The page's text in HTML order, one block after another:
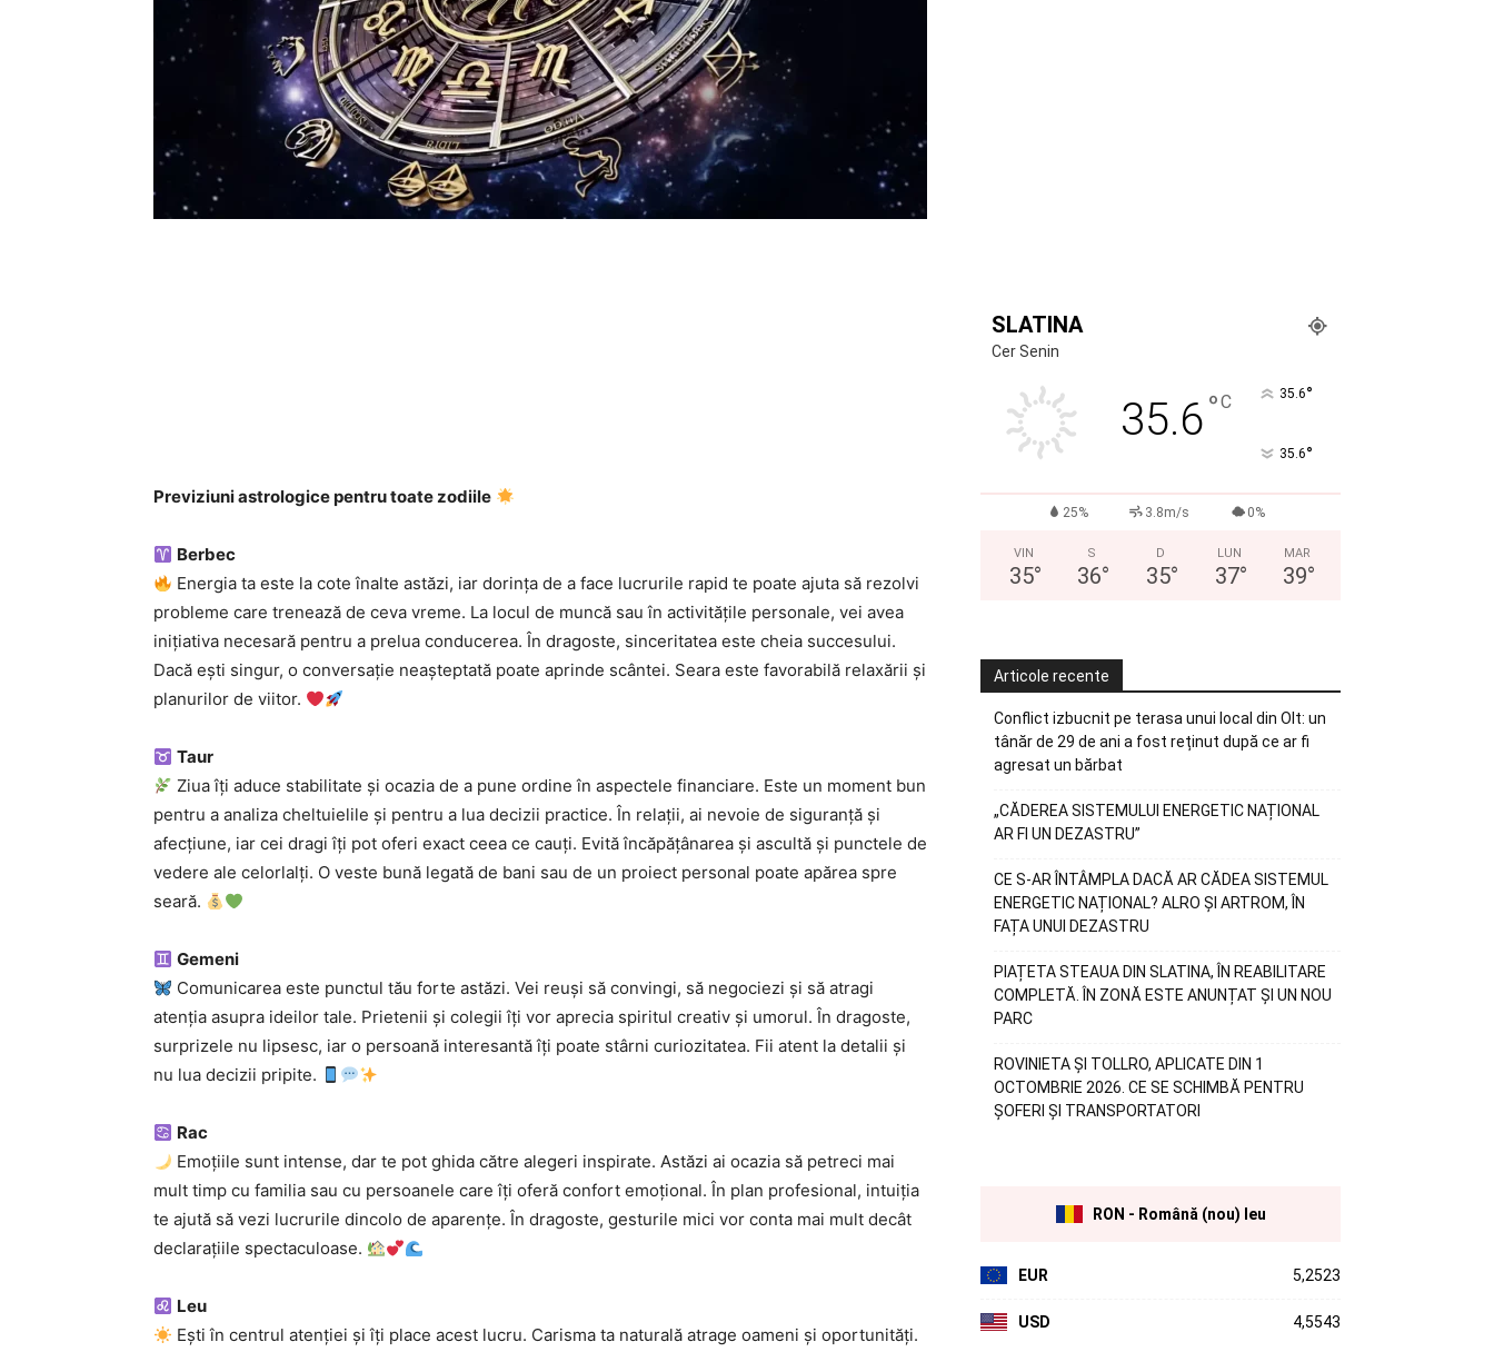
Previziuni astrologice pentru toate zodiile
Berbec
Energia ta este la cote înalte astăzi, iar dorința de a face lucrurile rapid te poate ajuta să rezolvi
probleme care trenează de ceva vreme. La locul de muncă sau în activitățile personale, vei avea
inițiativa necesară pentru a prelua conducerea. În dragoste, sinceritatea este cheia succesului.
Dacă ești singur, o conversație neașteptată poate aprinde scântei. Seara este favorabilă relaxării și
planurilor de viitor.
Taur
Ziua îți aduce stabilitate și ocazia de a pune ordine în aspectele financiare. Este un moment bun
pentru a analiza cheltuielile și pentru a lua decizii practice. În relații, ai nevoie de siguranță și
afecțiune, iar cei dragi îți pot oferi exact ceea ce cauți. Evită încăpățânarea și ascultă și punctele de
vedere ale celorlalți. O veste bună legată de bani sau de un proiect personal poate apărea spre
seară.
Gemeni
Comunicarea este punctul tău forte astăzi. Vei reuși să convingi, să negociezi și să atragi
atenția asupra ideilor tale. Prietenii și colegii îți vor aprecia spiritul creativ și umorul. În dragoste,
surprizele nu lipsesc, iar o persoană interesantă îți poate stârni curiozitatea. Fii atent la detalii și
nu lua decizii pripite.
Rac
Emoțiile sunt intense, dar te pot ghida către alegeri inspirate. Astăzi ai ocazia să petreci mai
mult timp cu familia sau cu persoanele care îți oferă confort emoțional. În plan profesional, intuiția
te ajută să vezi lucrurile dincolo de aparențe. În dragoste, gesturile mici vor conta mai mult decât
declarațiile spectaculoase.
Leu
Ești în centrul atenției și îți place acest lucru. Carisma ta naturală atrage oameni și oportunități.
SLATINA
Cer Senin
35.6°C 35.6°
35.6°
25% 3.8m/s 0%
VIN
35°
S
36°
D
35°
LUN
37°
MAR
39°
Articole recente
Conflict izbucnit pe terasa unui local din Olt: un
tânăr de 29 de ani a fost reținut după ce ar fi
agresat un bărbat
„CĂDEREA SISTEMULUI ENERGETIC NAȚIONAL
AR FI UN DEZASTRU”
CE S-AR ÎNTÂMPLA DACĂ AR CĂDEA SISTEMUL
ENERGETIC NAȚIONAL? ALRO ȘI ARTROM, ÎN
FAȚA UNUI DEZASTRU
PIAȚETA STEAUA DIN SLATINA, ÎN REABILITARE
COMPLETĂ. ÎN ZONĂ ESTE ANUNȚAT ȘI UN NOU
PARC
ROVINIETA ȘI TOLLRO, APLICATE DIN 1
OCTOMBRIE 2026. CE SE SCHIMBĂ PENTRU
ȘOFERI ȘI TRANSPORTATORI
RON - Română (nou) leu
EUR 5,2523
USD 4,5543